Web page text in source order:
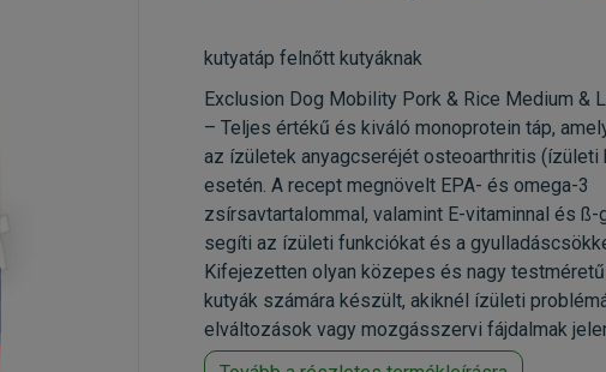
kutyatáp felnőtt kutyáknak
Exclusion Dog Mobility Pork & Rice Medium &
– Teljes értékű és kiváló monoprotein táp,
az ízületek anyagcseréjét osteoarthritis (ízületi
esetén. A recept megnövelt EPA- és omega-3
zsírsavtartalommal, valamint E-vitaminnal és ß-
segíti az ízületi funkciókat és a
Kifejezetten olyan közepes és nagy
kutyák számára készült, akiknél ízületi
elváltozások vagy mozgásszervi fájdalmak